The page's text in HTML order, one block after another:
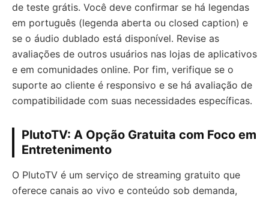
de teste grátis. Você deve confirmar se há legendas
em português (legenda aberta ou closed caption) e
se o áudio dublado está disponível. Revise as
avaliações de outros usuários nas lojas de aplicativos
e em comunidades online. Por fim, verifique se o
suporte ao cliente é responsivo e se há avaliação de
compatibilidade com suas necessidades específicas.
PlutoTV: A Opção Gratuita com Foco em
Entretenimento
O PlutoTV é um serviço de streaming gratuito que
oferece canais ao vivo e conteúdo sob demanda,